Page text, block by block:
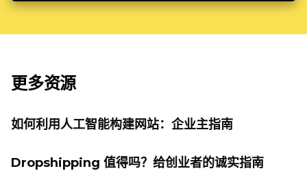
更多资源
如何利用人工智能构建网站：企业主指南
Dropshipping 值得吗？给创业者的诚实指南